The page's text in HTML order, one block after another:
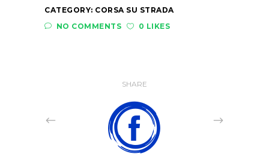
CATEGORY: CORSA SU STRADA
NO COMMENTS
0 LIKES
SHARE